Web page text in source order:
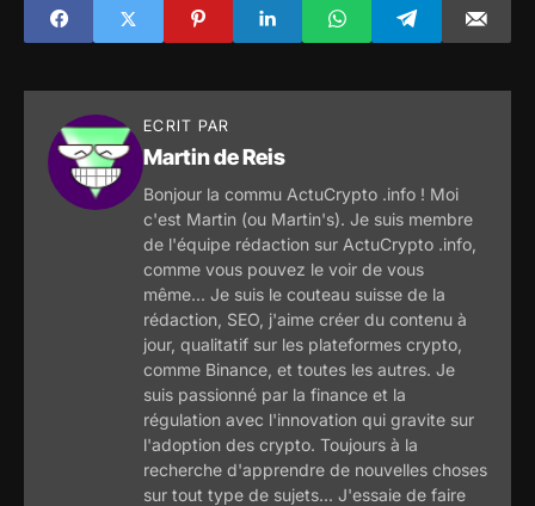
diminue
ECRIT PAR
Martin de Reis
Bonjour la commu ActuCrypto .info ! Moi
c'est Martin (ou Martin's). Je suis membre
de l'équipe rédaction sur ActuCrypto .info,
comme vous pouvez le voir de vous
même... Je suis le couteau suisse de la
rédaction, SEO, j'aime créer du contenu à
jour, qualitatif sur les plateformes crypto,
comme Binance, et toutes les autres. Je
suis passionné par la finance et la
régulation avec l'innovation qui gravite sur
l'adoption des crypto. Toujours à la
recherche d'apprendre de nouvelles choses
sur tout type de sujets... J'essaie de faire